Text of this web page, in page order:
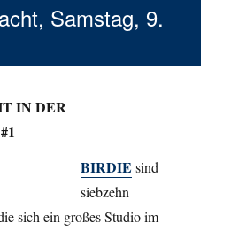
Samstag, 9.
IN DER
BIRDIE sind
siebzehn
sich ein großes Studio im